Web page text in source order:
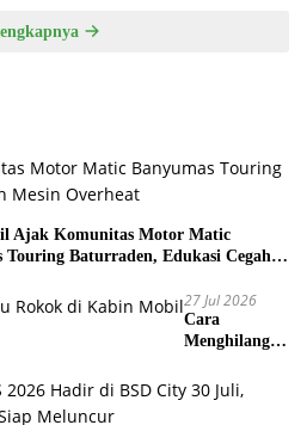
Ajak Komunitas Motor Matic
Touring Baturraden, Edukasi Cegah
27 Jul 2026
Cara
Menghilangka
di Kabin
Mobil